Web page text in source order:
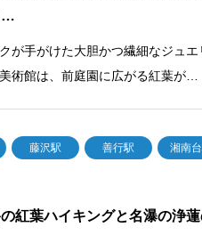
…
が手がけた大胆かつ繊細なジュ
術館は、前庭園に広がる紅葉が…
藤沢駅 善行駅 湘南
の紅葉ハイキングと名瀑の浄